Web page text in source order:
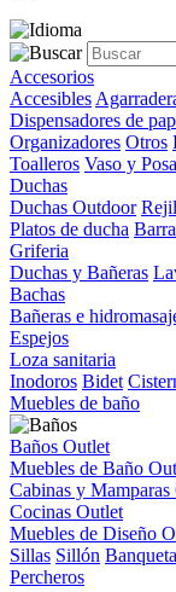
Accesorios
Accesibles
Dispensadores de
Organizadores Otros
Toalleros Vaso y
Duchas
Duchas Outdoor
Platos de ducha
Griferia
Duchas y Bañeras
Bachas
Bañeras e
Espejos
Loza sanitaria
Inodoros Bidet
Muebles de baño
Baños Outlet
Muebles de Baño
Cabinas y Mamparas
Cocinas Outlet
Muebles de Diseño
Sillas Sillón
Percheros